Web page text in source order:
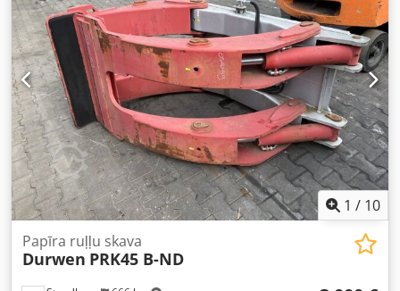
1 / 10
Papīra ruļļu skava
Durwen PRK45 B-ND